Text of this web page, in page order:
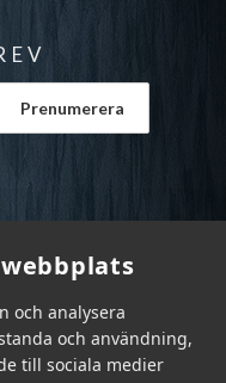
och analysera
och användning,
till sociala medier